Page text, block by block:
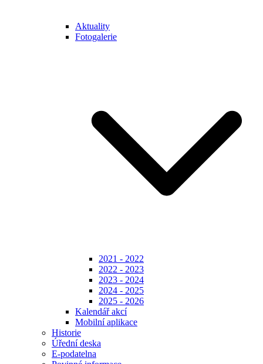
Aktuality
Fotogalerie
2021 - 2022
2022 - 2023
2023 - 2024
2024 - 2025
2025 - 2026
Kalendář akcí
Mobilní aplikace
Historie
Úřední deska
E-podatelna